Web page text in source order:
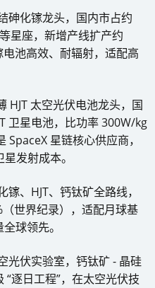
砷化镓龙头，国内市占约
星座，新增产线扩产约
池高效、耐辐射，适配高
HJT 太空光伏电池龙头，国
卫星电池，比功率 300W/kg
星链核心供应商，
发射成本。
、HJT、钙钛矿全路线，
世界纪录），适配月球基
球领先。
光伏实验室，钙钛矿 - 晶硅
逐日工程”，在太空光伏技